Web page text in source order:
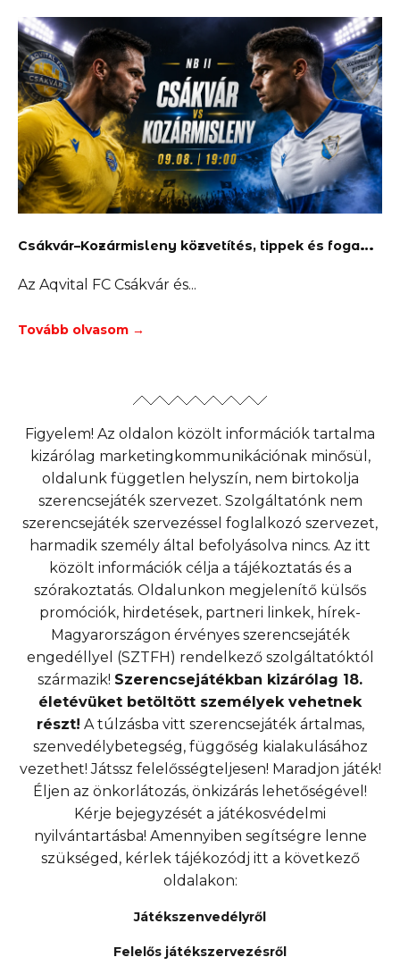
C
sákvár–Kozármisleny közvetítés, tippek és fogadás
Az Aqvital FC Csákvár és
Tovább olvasom →
Figyelem! Az oldalon közölt információk tartalma
kizárólag marketingkommunikációnak minősül,
oldalunk független helyszín, nem birtokolja
szerencsejáték szervezet. Szolgáltatónk nem
szerencsejáték szervezéssel foglalkozó szervezet,
harmadik személy által befolyásolva nincs. Az itt
közölt információk célja a tájékoztatás és a
szórakoztatás. Oldalunkon megjelenítő külsős
promóciók, hirdetések, partneri linkek, hírek-
Magyarországon érvényes szerencsejáték
engedéllyel (SZTFH) rendelkező szolgáltatóktól
származik! Szerencsejátékban kizárólag 18.
életévüket betöltött személyek vehetnek
részt! A túlzásba vitt szerencsejáték ártalmas,
szenvedélybetegség, függőség kialakulásához
vezethet! Játssz felelősségteljesen! Maradjon játék!
Éljen az önkorlátozás, önkizárás lehetőségével!
Kérje bejegyzését a játékosvédelmi
nyilvántartásba! Amennyiben segítségre lenne
szükséged, kérlek tájékozódj itt a következő
oldalakon:
Játékszenvedélyről
Felelős játékszervezésről